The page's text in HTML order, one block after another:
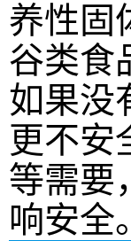
养性固
谷类食
如果没
更不安
等需要
响安全。